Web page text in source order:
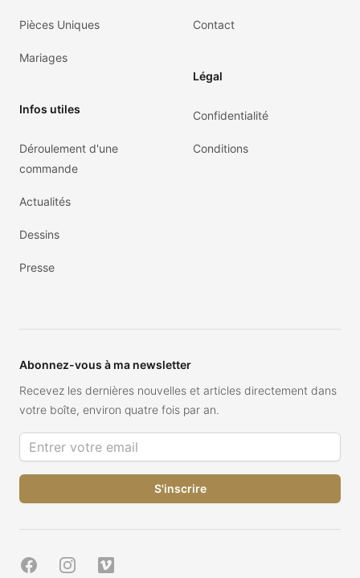
Pièces Uniques
Mariages
Infos utiles
Déroulement d'une
commande
Actualités
Dessins
Presse
Contact
Légal
Confidentialité
Conditions
Abonnez-vous à ma newsletter
Recevez les dernières nouvelles et articles directement dans
votre boîte, environ quatre fois par an.
Adresse de courriel
FacebookInstagramVimeo